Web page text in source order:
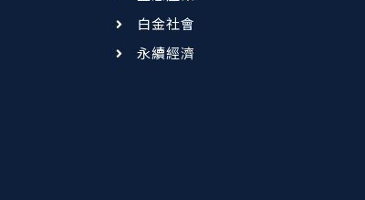
白金社會
永續經濟